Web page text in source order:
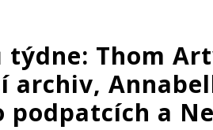
týdne: Thom
archiv,
podpatcích a